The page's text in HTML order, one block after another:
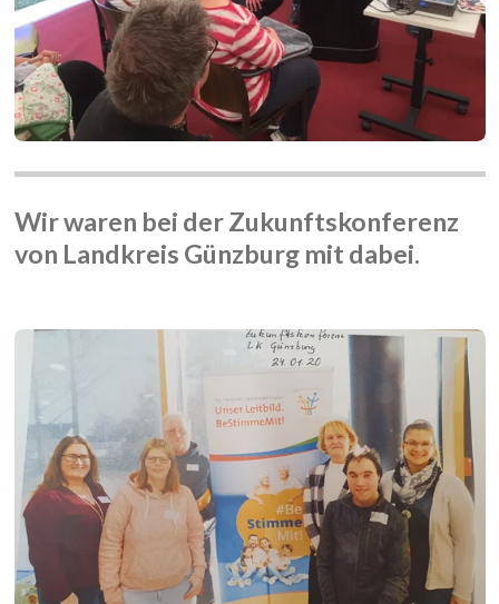
Wir waren bei der Zukunftskonferenz
von Landkreis Günzburg mit dabei.